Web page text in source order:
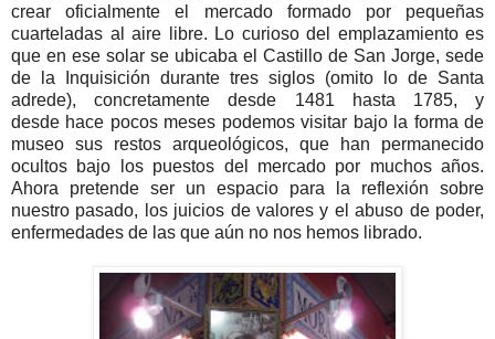
crear oficialmente el mercado formado por pequeñas
cuarteladas al aire libre. Lo curioso del emplazamiento es
que en ese solar se ubicaba el Castillo de San Jorge, sede
de la Inquisición durante tres siglos (omito lo de Santa
adrede), concretamente desde 1481 hasta 1785, y
desde hace pocos meses podemos visitar bajo la forma de
museo sus restos arqueológicos, que han permanecido
ocultos bajo los puestos del mercado por muchos años.
Ahora pretende ser un espacio para la reflexión sobre
nuestro pasado, los juicios de valores y el abuso de poder,
enfermedades de las que aún no nos hemos librado.